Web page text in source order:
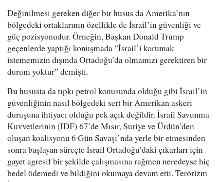
Değinilmesi gereken diğer bir husus da Amerika’nın
bölgedeki ortaklarının özellikle de İsrail’in güvenliği ve
güç pozisyonudur. Örneğin, Başkan Donald Trump
geçenlerde yaptığı konuşmada “İsrail’i korumak
istememizin dışında Ortadoğu’da olmamızı gerektiren bir
durum yoktur” demişti.
Bu hususta da tıpkı petrol konusunda olduğu gibi İsrail’in
güvenliğinin nasıl bölgedeki sert bir Amerikan askeri
duruşuna ihtiyacı olduğu pek açık değildir. İsrail Savunma
Kuvvetlerinin (IDF) 67’de Mısır, Suriye ve Ürdün’den
oluşan koalisyonu 6 Gün Savaşı’nda yerle bir etmesinden
sonra başlayan süreçte İsrail Ortadoğu’daki çıkarları için
gayet agresif bir şekilde çalışmasına rağmen neredeyse hiç
bedel ödemedi ve bildiğini okumaya devam etti. Terörizm